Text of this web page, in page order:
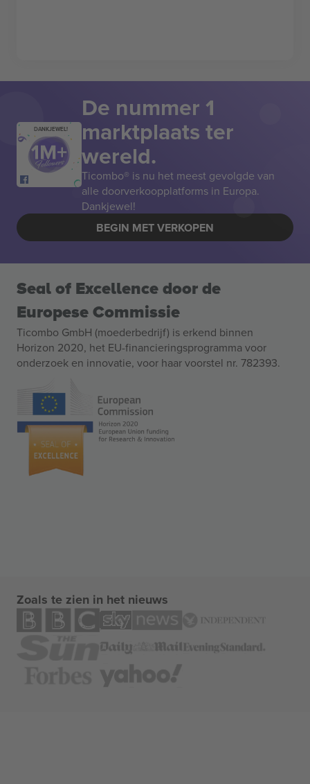
DANKJEWEL!
De nummer 1
marktplaats ter
wereld.
Ticombo® is nu het meest gevolgde van
alle doorverkoopplatforms in Europa.
Dankjewel!
BEGIN MET VERKOPEN
Seal of Excellence door de
Europese Commissie
Ticombo GmbH (moederbedrijf) is erkend binnen
Horizon 2020, het EU-financieringsprogramma voor
onderzoek en innovatie, voor haar voorstel nr. 782393.
Zoals te zien in het nieuws